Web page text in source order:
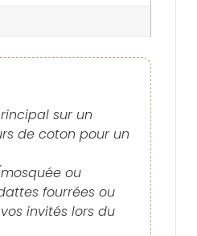
sur un
de coton pour un
ou
fourrées ou
invités lors du